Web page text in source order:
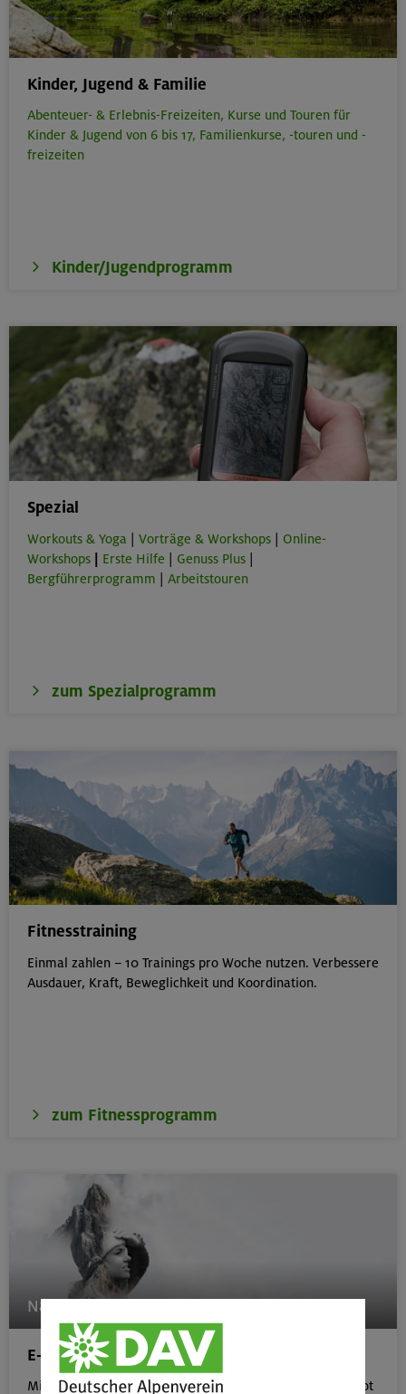
Kinder, Jugend & Familie
Abenteuer- & Erlebnis-Freizeiten, Kurse und Touren für
Kinder & Jugend von 6 bis 17, Familienkurse, -touren und -
freizeiten
Kinder/Jugendprogramm
Spezial
Workouts & Yoga Vorträge & Workshops
Online-
Workshops
Erste Hilfe Genuss Plus
Bergführerprogramm
Arbeitstouren
zum Spezialprogramm
Fitnesstraining
Einmal zahlen – 10 Trainings pro Woche nutzen. Verbessere
Ausdauer, Kraft, Beweglichkeit und Koordination.
zum Fitnessprogramm
Natur und Umwelt
E-Learning-Plattform
Mit unserem kostenlosen, interaktiven E-Learning-Angebot